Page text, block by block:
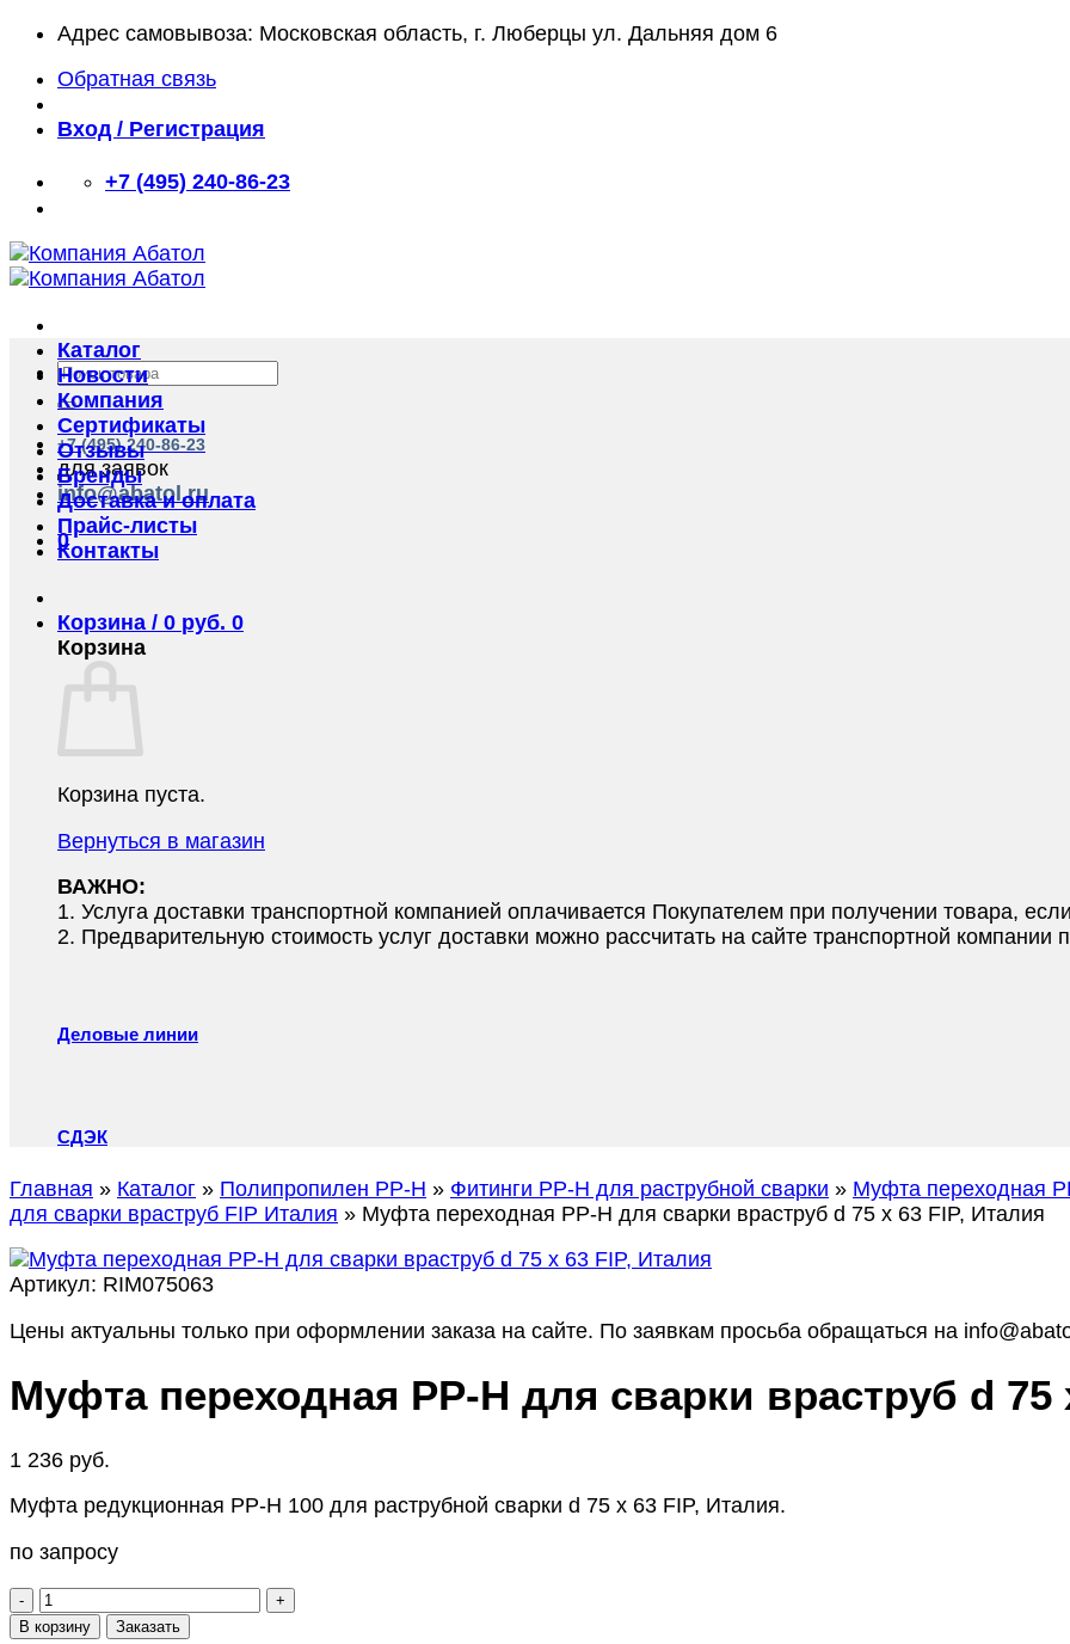
Skip
content
Адрес самовывоза: Московская область, г. Люберцы ул. Дальняя дом 6
Обратная связь
Вход / Регистрация
+7 (495) 240-86-23
Искать:
+7 (495) 240-86-23
для заявок
info@abatol.ru
0
Каталог
Новости
Компания
Сертификаты
Отзывы
Бренды
Доставка и оплата
Прайс-листы
Контакты
Корзина / 0 руб. 0
Корзина
Корзина пуста.
Вернуться в магазин
ВАЖНО:
1.⁠ ⁠Услуга доставки транспортной компанией оплачивается Покупателем при получении товара,
2.⁠ ⁠Предварительную стоимость услуг доставки можно рассчитать на сайте транспортной компании
Деловые линии
СДЭК
Главная » Каталог » Полипропилен PP-H » Фитинги PP-H для раструбной сварки » Муфта переходная
для сварки враструб FIP Италия » Муфта переходная PP-H для сварки враструб d 75 х 63 FIP, Италия
Артикул: RIM075063
Цены актуальны только при оформлении заказа на сайте. По заявкам просьба обращаться на
Муфта переходная PP-H для сварки враструб d 75
1 236 руб.
Муфта редукционная PP-H 100 для раструбной сварки d 75 х 63 FIP, Италия.
по запросу
Количество
товара
В корзину Заказать